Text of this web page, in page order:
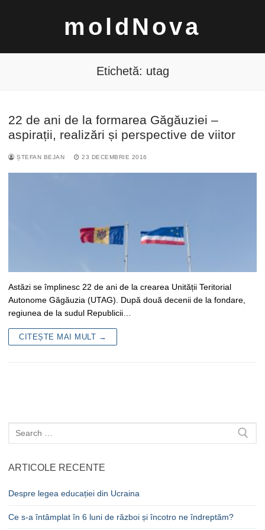
moldNova
Caută
după:
Etichetă: utag
22 de ani de la formarea Găgăuziei –
aspirații, realizări și perspective de viitor
ȘTEFAN BEJAN 23 DECEMBRIE 2016
Astăzi se împlinesc 22 de ani de la crearea Unității Teritorial
Autonome Găgăuzia (UTAG). După două decenii de la fondare,
regiunea de la sudul Republicii…
CITEȘTE MAI MULT →
Caută
după:
ARTICOLE RECENTE
Despre legea educației din Ucraina
Ce s-a întâmplat în 6 luni de război și încotro ne îndreptăm?